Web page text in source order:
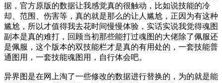
据，官方原版的数据让我感觉真的很触动，比如说技能的冷
却、范围、伤害等，真的就是那么的让人尴尬，正因为有这种
尴尬，所以才值得我去花时间慢慢体验，实话实说我觉得魂图
副本是真的难打，回顾当初那些能打过魂图的大佬除了佩服还
是佩服，这个版本的双技能栏才是真的有用处的，一套技能普
通图用，一套技能魂图用，自行体会吧。
异界图是在网上淘了一些修改的数据进行替换的，为的就是能